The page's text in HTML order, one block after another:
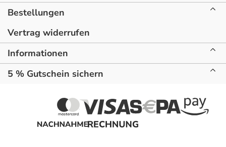
Bestellungen
Vertrag widerrufen
Informationen
5 % Gutschein sichern